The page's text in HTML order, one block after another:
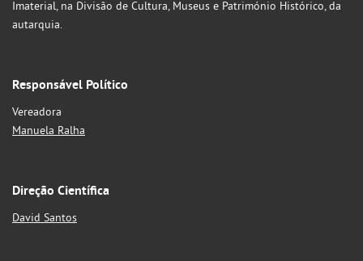
Imaterial, na Divisão de Cultura, Museus e Património Histórico, da
autarquia.
Responsável Político
Vereadora
Manuela Ralha
Direção Científica
David Santos